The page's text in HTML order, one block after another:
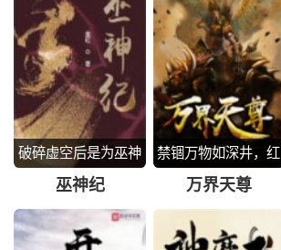
破碎虚空后是为巫神
巫神纪
禁锢万物如深井，红
尘众生如烂泥
万界天尊